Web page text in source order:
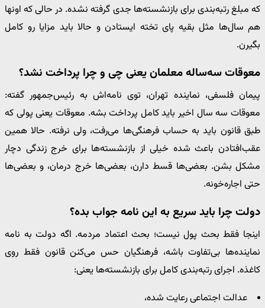
که مبلغ رتبه‌بندی برای بازنشسته‌ها جدی گرفته نشده. در حالی که اونها
هم سال‌ها مثل بقیه پای تخته ایستادن و حالا باید مزایا رو کامل
بگیرن.
معوقات سه‌ساله معلمان یعنی چی و چرا پرداخت نشد؟
پیمان فلسفی، نماینده تهران، توی نامه‌اش به رئیس‌جمهور گفته:
معوقات سه سال اخیر باید کامل پرداخت بشه. معوقات یعنی پولی که
طبق قانون باید به حساب فرهنگی‌ها می‌رفت، ولی نرفته. حالا همین
عقب‌افتادن باعث شده خیلی از بازنشسته‌ها برای خرج زندگی دچار
مشکل بشن. بعضی‌ها قسط دارن، بعضی‌ها خرج درمان، و بعضی‌ها
حتی اجاره‌خونه.
دولت چرا باید سریع به این نامه جواب بده؟
اینجا فقط بحث پول نیست؛ بحث اعتماد مردمه. اگه دولت به نامه
نماینده‌ها بی‌تفاوت باشه، فرهنگیان حس می‌کنن قانون فقط روی
کاغذه. اجرای رتبه‌بندی کامل برای بازنشسته‌ها یعنی:
عدالت اجتماعی رعایت شده،